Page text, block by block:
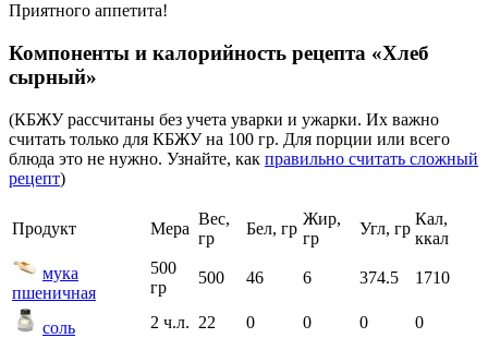
Приятного аппетита!
Компоненты и калорийность рецепта «Хлеб
сырный»
(КБЖУ рассчитаны без учета уварки и ужарки. Их важно
считать только для КБЖУ на 100 гр. Для порции или всего
блюда это не нужно. Узнайте, как правильно считать сложный
рецепт)
Продукт Мера
Вес,
гр
Бел, гр
Жир,
гр
Угл, гр
Кал,
ккал
мука
пшеничная
500
гр
500 46 6 374.5 1710
соль 2 ч.л. 22 0 0 0 0